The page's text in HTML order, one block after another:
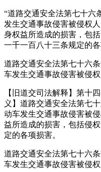
“道路交通安全法第七十六
发生交通事故侵害被侵权
身权益所造成的损害，包
一千一百八十三条规定的各
道路交通安全法第七十六
车发生交通事故侵害被侵
【旧道交司法解释】第十
义】道路交通安全法第七
动车发生交通事故侵害被
益所造成的损害，包括侵
定的各项损害。
道路交通安全法第七十六
车发生交通事故侵害被侵